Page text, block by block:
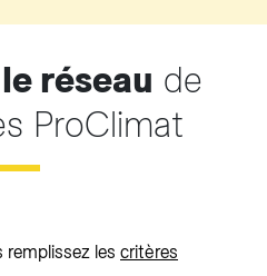
réseau de
ProClimat
remplissez les critères